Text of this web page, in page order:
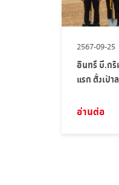
2567-09-25
อินทรี บี.กริ
แรก ตั้งเป้
อ่านต่อ